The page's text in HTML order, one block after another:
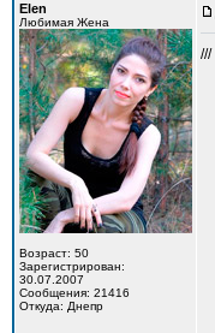
Elen
Любимая Жена
Возраст: 50
Зарегистрирован:
30.07.2007
Сообщения: 21416
Откуда: Днепр
///